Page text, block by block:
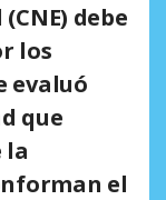
debe
los
evaluó
que
la
el